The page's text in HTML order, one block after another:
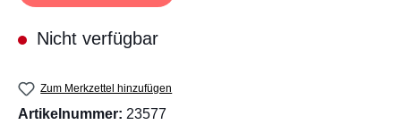
Nicht verfügbar
Zum Merkzettel hinzufügen
Artikelnummer: 23577